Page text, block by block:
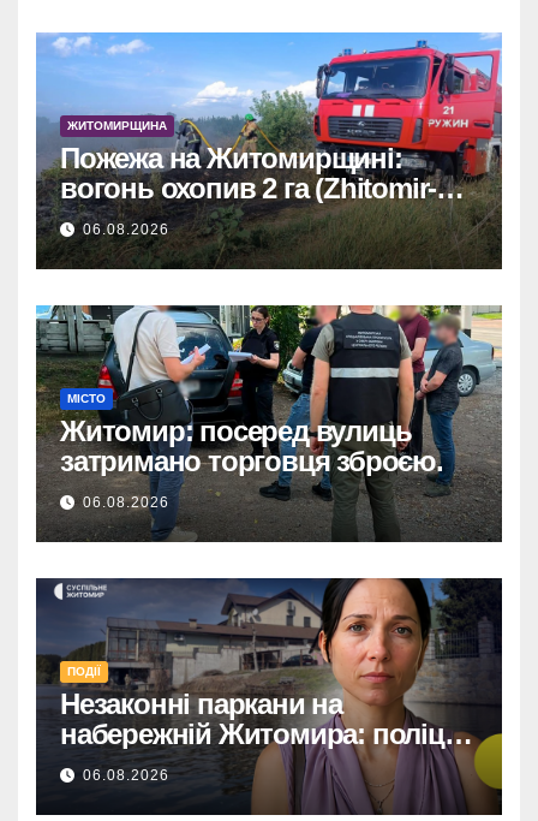
ЖИТОМИРЩИНА
Пожежа на Житомирщині:
вогонь охопив 2 га (Zhitomir-
OnLine)
06.08.2026
МІСТО
Житомир: посеред вулиць
затримано торговця зброєю.
06.08.2026
ПОДІЇ
Незаконні паркани на
набережній Житомира: поліція
перевіряє погрози від
представниць міськради
06.08.2026